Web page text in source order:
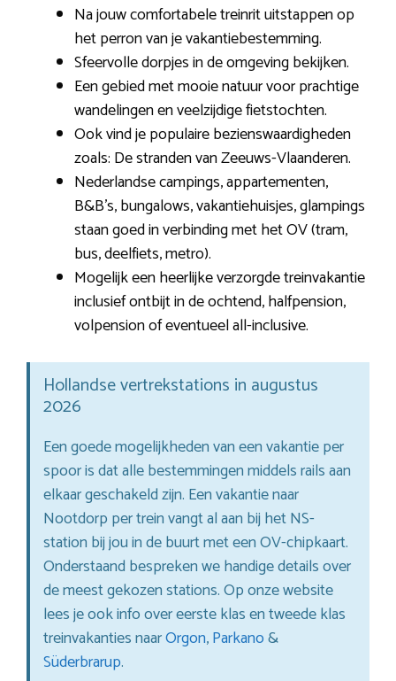
Na jouw comfortabele treinrit uitstappen op
het perron van je vakantiebestemming.
Sfeervolle dorpjes in de omgeving bekijken.
Een gebied met mooie natuur voor prachtige
wandelingen en veelzijdige fietstochten.
Ook vind je populaire bezienswaardigheden
zoals: De stranden van Zeeuws-Vlaanderen.
Nederlandse campings, appartementen,
B&B’s, bungalows, vakantiehuisjes, glampings
staan goed in verbinding met het OV (tram,
bus, deelfiets, metro).
Mogelijk een heerlijke verzorgde treinvakantie
inclusief ontbijt in de ochtend, halfpension,
volpension of eventueel all-inclusive.
Hollandse vertrekstations in augustus
2026
Een goede mogelijkheden van een vakantie per
spoor is dat alle bestemmingen middels rails aan
elkaar geschakeld zijn. Een vakantie naar
Nootdorp per trein vangt al aan bij het NS-
station bij jou in de buurt met een OV-chipkaart.
Onderstaand bespreken we handige details over
de meest gekozen stations. Op onze website
lees je ook info over eerste klas en tweede klas
treinvakanties naarOrgon,Parkano&
Süderbrarup.